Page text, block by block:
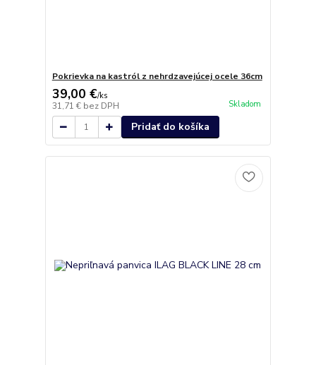
Pokrievka na kastról z nehrdzavejúcej ocele 36cm
39,00 €/ks
31,71 € bez DPH Skladom
Pridať do košíka